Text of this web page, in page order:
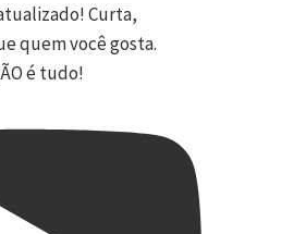
Curta,
quem você gosta.
é tudo!